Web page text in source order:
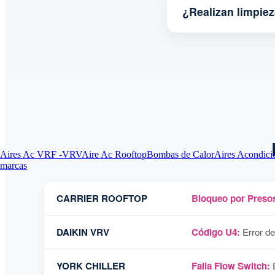
Aires Ac VRF -VRVAire Ac RooftopBombas de CalorAires
marcas
¿Realizan
CARRIER ROOFTOP Bloqueo por
DAIKIN VRV Código U4: Error
YORK CHILLER Falla Flow Switch: